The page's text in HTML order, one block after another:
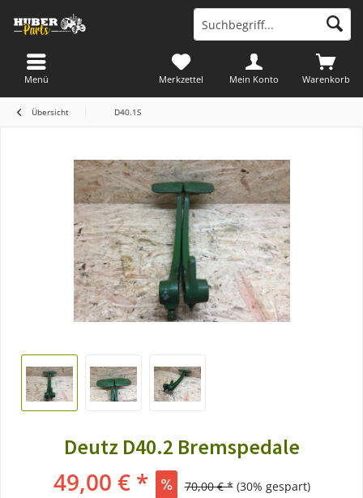
Warenkorb
Merkzettel Mein Konto
Menü
Übersicht D40.1S
Deutz D40.2 Bremspedale
49,00 € * 70,00 € * (30% gespart)